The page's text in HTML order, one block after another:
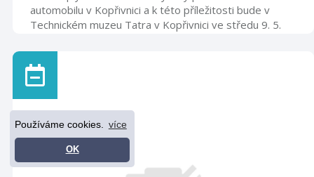
Používáme cookies. více
OK
automobilu v Kopřivnici a k této příležitosti bude v
Technickém muzeu Tatra v Kopřivnici ve středu 9. 5.
všude! Prostřednictvím prospektů nákladních vozidel,
má výstava za cíl vizuální formou prezentovat bohatou
výrobní produkci automobilky, která se nesmazatelně
zapsala do dějin techniky 20. století. Vedle technických
dat a popisů nákladních automobilů, jsou prospekty
pestrou prezentací ...